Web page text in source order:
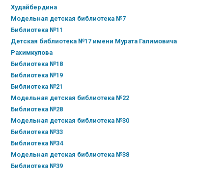
Худайбердина
Модельная детская библиотека №7
Библиотека №11
Детская библиотека №17 имени Мурата Галимовича
Рахимкулова
Библиотека №18
Библиотека №19
Библиотека №21
Модельная детская библиотека №22
Библиотека №28
Модельная детская библиотека №30
Библиотека №33
Библиотека №34
Модельная детская библиотека №38
Библиотека №39